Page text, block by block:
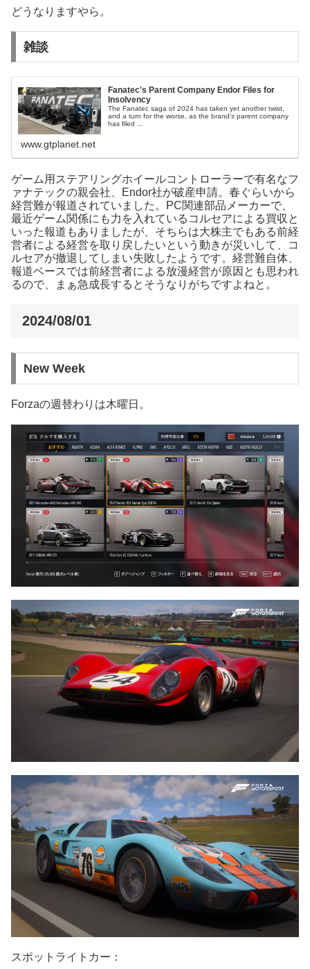
どうなりますやら。
雑談
Fanatec's Parent Company Endor Files for
Insolvency
The Fanatec saga of 2024 has taken yet another twist,
and a turn for the worse, as the brand's parent company
has filed ...
www.gtplanet.net
ゲーム用ステアリングホイールコントローラーで有名なフ
ァナテックの親会社、Endor社が破産申請。春ぐらいから
経営難が報道されていました。PC関連部品メーカーで、
最近ゲーム関係にも力を入れているコルセアによる買収と
いった報道もありましたが、そちらは大株主でもある前経
営者による経営を取り戻したいという動きが災いして、コ
ルセアが撤退してしまい失敗したようです。経営難自体、
報道ベースでは前経営者による放漫経営が原因とも思われ
るので、まぁ急成長するとそうなりがちですよねと。
2024/08/01
New Week
Forzaの週替わりは木曜日。
スポットライトカー：